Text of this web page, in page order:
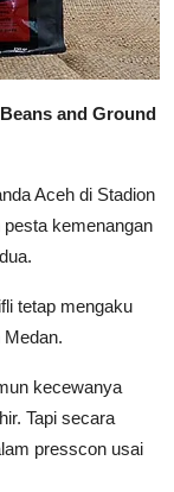
and Ground
Aceh di Stadion
kemenangan
tetap mengaku
Medan.
kecewanya
Tapi secara
presscon usai